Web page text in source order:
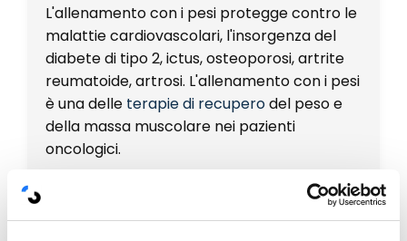
L'allenamento con i pesi protegge contro le
malattie cardiovascolari, l'insorgenza del
diabete di tipo 2, ictus, osteoporosi, artrite
reumatoide, artrosi. L'allenamento con i pesi
è una delle terapie di recuperodel peso e
della massa muscolare nei pazienti
oncologici.
rallentamento